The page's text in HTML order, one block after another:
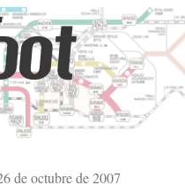
de octubre de 2007